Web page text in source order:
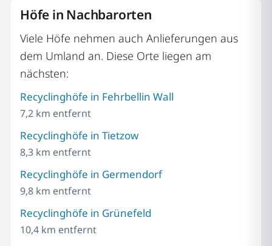
Höfe in Nachbarorten
Viele Höfe nehmen auch Anlieferungen aus
dem Umland an. Diese Orte liegen am
nächsten:
Recyclinghöfe in Fehrbellin Wall
7,2 km entfernt
Recyclinghöfe in Tietzow
8,3 km entfernt
Recyclinghöfe in Germendorf
9,8 km entfernt
Recyclinghöfe in Grünefeld
10,4 km entfernt